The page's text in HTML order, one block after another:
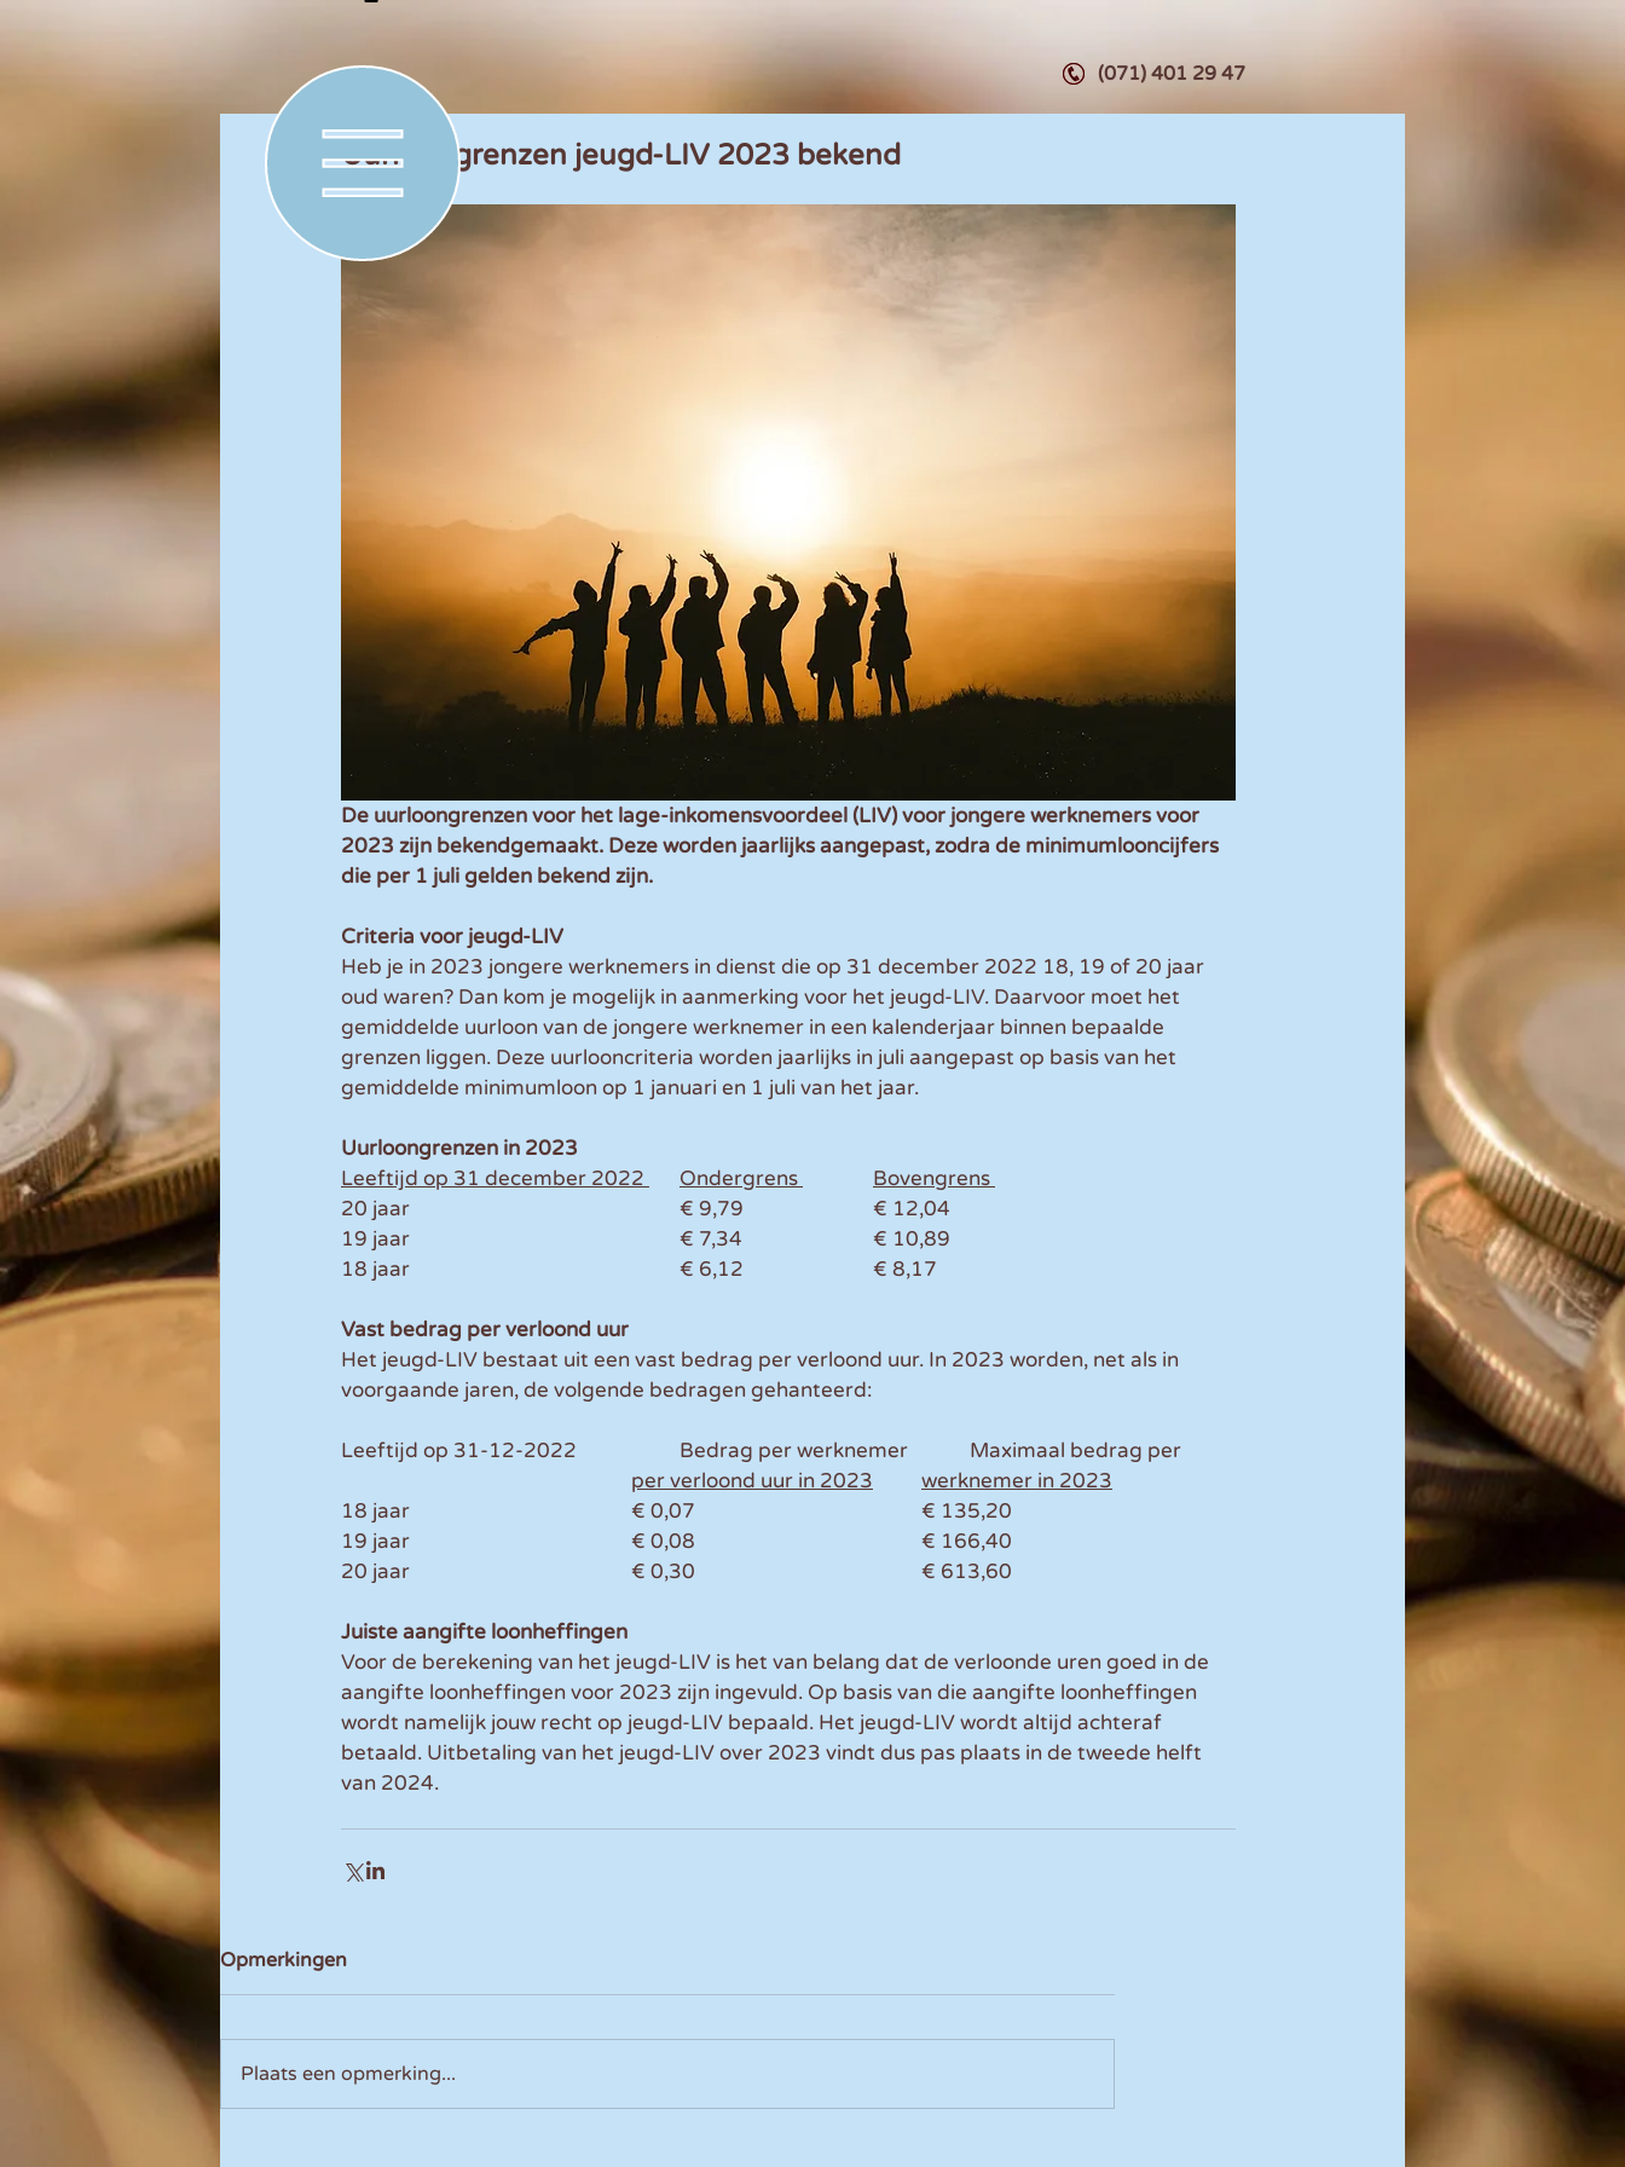
(071) 401 29 47
Uurloongrenzen jeugd-LIV 2023 bekend
De uurloongrenzen voor het lage-inkomensvoordeel (LIV) voor jongere werknemers voor
2023 zijn bekendgemaakt. Deze worden jaarlijks aangepast, zodra de minimumlooncijfers
die per 1 juli gelden bekend zijn.
Criteria voor jeugd-LIV
Heb je in 2023 jongere werknemers in dienst die op 31 december 2022 18, 19 of 20 jaar
oud waren? Dan kom je mogelijk in aanmerking voor het jeugd-LIV. Daarvoor moet het
gemiddelde uurloon van de jongere werknemer in een kalenderjaar binnen bepaalde
grenzen liggen. Deze uurlooncriteria worden jaarlijks in juli aangepast op basis van het
gemiddelde minimumloon op 1 januari en 1 juli van het jaar.
Uurloongrenzen in 2023
Leeftijd op 31 december 2022 	Ondergrens 		Bovengrens
20 jaar 						€ 9,79 			€ 12,04
19 jaar 						€ 7,34 			€ 10,89
18 jaar 						€ 6,12 			€ 8,17
Vast bedrag per verloond uur
Het jeugd-LIV bestaat uit een vast bedrag per verloond uur. In 2023 worden, net als in
voorgaande jaren, de volgende bedragen gehanteerd:
Leeftijd op 31-12-2022 		Bedrag per werknemer 		Maximaal bedrag per
						per verloond uur in 2023	werknemer in 2023
18 jaar 					€ 0,07					€ 135,20
19 jaar 					€ 0,08					€ 166,40
20 jaar 					€ 0,30					€ 613,60
Juiste aangifte loonheffingen
Voor de berekening van het jeugd-LIV is het van belang dat de verloonde uren goed in de
aangifte loonheffingen voor 2023 zijn ingevuld. Op basis van die aangifte loonheffingen
wordt namelijk jouw recht op jeugd-LIV bepaald. Het jeugd-LIV wordt altijd achteraf
betaald. Uitbetaling van het jeugd-LIV over 2023 vindt dus pas plaats in de tweede helft
van 2024.
Opmerkingen
Plaats een opmerking...